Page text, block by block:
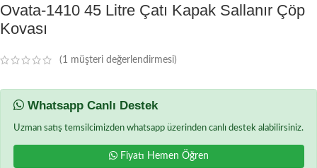
Ovata-1410 45 Litre Çatı Kapak Sallanır Çöp
Kovası
(1 müşteri değerlendirmesi)
Whatsapp Canlı Destek
Uzman satış temsilcimizden whatsapp üzerinden canlı destek alabilirsiniz.
Fiyatı Hemen Öğren